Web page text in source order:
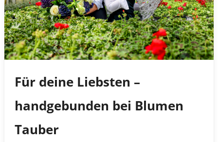
Für deine Liebsten –
handgebunden bei Blumen
Tauber